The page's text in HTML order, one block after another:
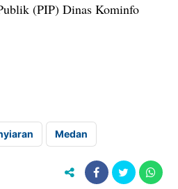
(PIP) Dinas Kominfo
Medan